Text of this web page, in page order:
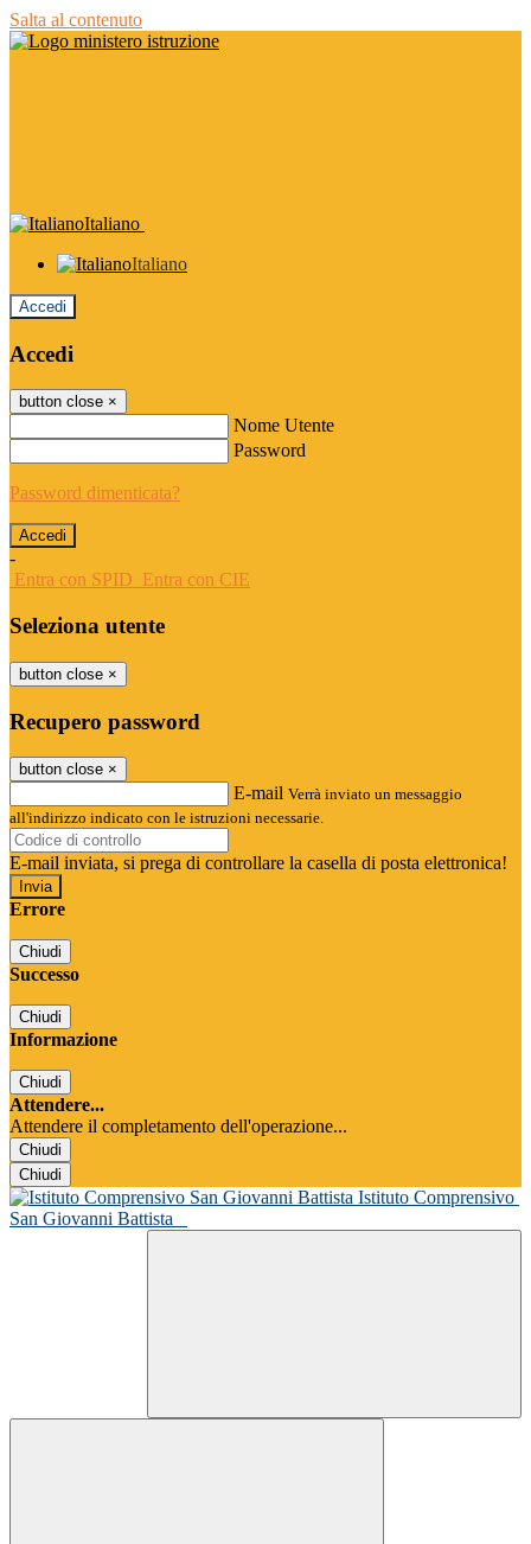
Salta al contenuto
Italiano
Italiano
Accedi
Accedi
button close ×
Nome Utente
Password
Password dimenticata?
-
Entra con SPID Entra con CIE
Seleziona utente
button close ×
Recupero password
button close ×
E-mail Verrà inviato un messaggio
all'indirizzo indicato con le istruzioni necessarie.
E-mail inviata, si prega di controllare la casella di posta elettronica!
Errore
Chiudi
Successo
Chiudi
Informazione
Chiudi
Attendere...
Attendere il completamento dell'operazione...
Chiudi
Chiudi
Istituto Comprensivo
San Giovanni Battista